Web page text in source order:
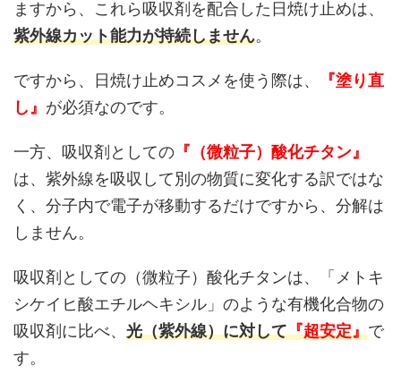
ますから、これら吸収剤を配合した日焼け止めは、
紫外線カット能力が持続しません。
ですから、日焼け止めコスメを使う際は、
『塗り直
し』 が必須なのです。
一方、吸収剤としての 『（微粒子）酸化チタン』
は、紫外線を吸収して別の物質に変化する訳ではな
く、分子内で電子が移動するだけですから、分解は
しません。
吸収剤としての（微粒子）酸化チタンは、「メトキ
シケイヒ酸エチルヘキシル」のような有機化合物の
吸収剤に比べ、 光（紫外線）に対して『超安定』で
す。